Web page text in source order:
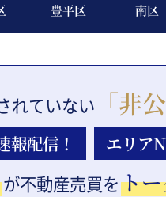
豊平区 南区
れていない 「非
報配信！ エリア
が不動産売買をト